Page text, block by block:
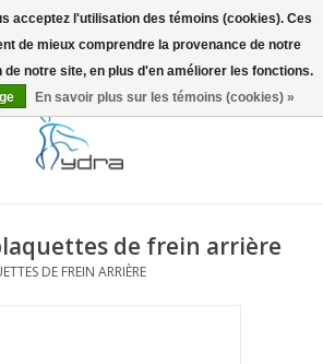
de frein arrière
DE FREIN ARRIÈRE
acceptez l'utilisation des témoins (cookies). Ces
de mieux comprendre la provenance de notre
notre site, en plus d'en améliorer les fonctions.
En savoir plus sur les témoins (cookies) »